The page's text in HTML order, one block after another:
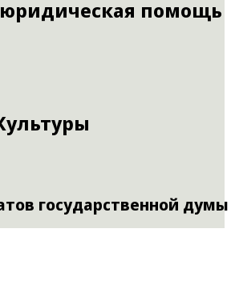
юридическая помощь
государственной думы